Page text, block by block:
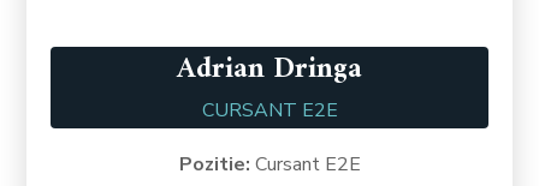
Adrian Dringa
CURSANT E2E
Pozitie: Cursant E2E